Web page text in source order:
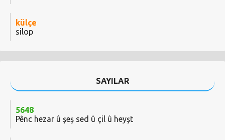
külçe
silop
SAYILAR
5648
Pênc hezar û şeş sed û çil û heyşt